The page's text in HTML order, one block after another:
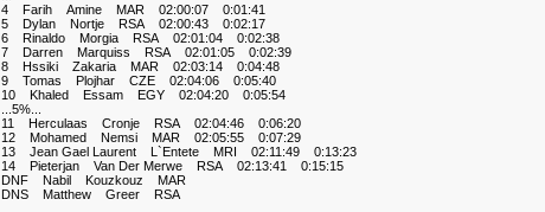
4 Farih Amine MAR 02:00:07 0:01:41
5 Dylan Nortje RSA 02:00:43 0:02:17
6 Rinaldo Morgia RSA 02:01:04 0:02:38
7 Darren Marquiss RSA 02:01:05 0:02:39
8 Hssiki Zakaria MAR 02:03:14 0:04:48
9 Tomas Plojhar CZE 02:04:06 0:05:40
10 Khaled Essam EGY 02:04:20 0:05:54
...5%...
11 Herculaas Cronje RSA 02:04:46 0:06:20
12 Mohamed Nemsi MAR 02:05:55 0:07:29
13 Jean Gael Laurent L`Entete MRI 02:11:49 0:13:23
14 Pieterjan Van Der Merwe RSA 02:13:41 0:15:15
DNF Nabil Kouzkouz MAR
DNS Matthew Greer RSA